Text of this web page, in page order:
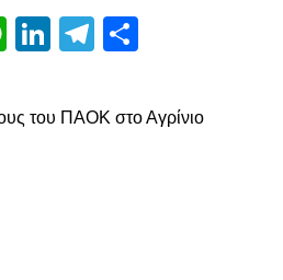
WhatsApp
LinkedIn
Telegram
του ΠΑΟΚ στο Αγρίνιο